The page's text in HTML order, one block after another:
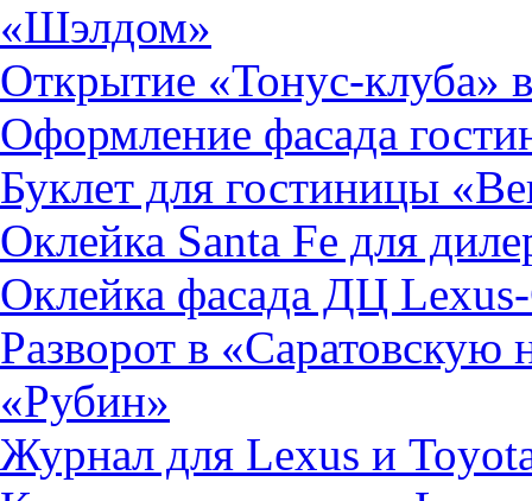
«Шэлдом»
Открытие «Тонус-клуба»
Оформление фасада
Буклет для гостиницы
Оклейка Santa Fe для
Оклейка фасада ДЦ
Разворот в
«Рубин»
Журнал для Lexus и